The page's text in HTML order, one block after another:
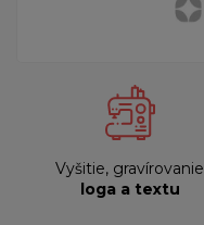
Vyšitie, gravírovanie
loga a textu